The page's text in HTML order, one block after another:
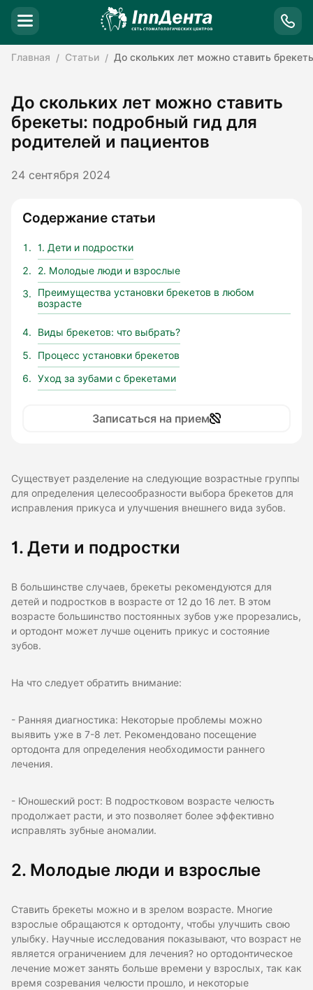
Главная Статьи До скольких лет можно ставить
До скольких лет можно ставить
брекеты: подробный гид для
родителей и пациентов
24 сентября 2024
Содержание статьи
1. Дети и подростки
2. Молодые люди и взрослые
Преимущества установки брекетов в любом
возрасте
Виды брекетов: что выбрать?
Процесс установки брекетов
Уход за зубами с брекетами
Записаться на прием
Существует разделение на следующие возрастные группы
для определения целесообразности выбора брекетов для
исправления прикуса и улучшения внешнего вида зубов.
1. Дети и подростки
В большинстве случаев, брекеты рекомендуются для
детей и подростков в возрасте от 12 до 16 лет. В этом
возрасте большинство постоянных зубов уже прорезались,
и ортодонт может лучше оценить прикус и состояние
зубов.
На что следует обратить внимание:
- Ранняя диагностика: Некоторые проблемы можно
выявить уже в 7-8 лет. Рекомендовано посещение
ортодонта для определения необходимости раннего
лечения.
- Юношеский рост: В подростковом возрасте челюсть
продолжает расти, и это позволяет более эффективно
исправлять зубные аномалии.
2. Молодые люди и взрослые
Ставить брекеты можно и в зрелом возрасте. Многие
взрослые обращаются к ортодонту, чтобы улучшить свою
улыбку. Научные исследования показывают, что возраст не
является ограничением для лечения? но ортодонтическое
лечение может занять больше времени у взрослых, так как
время созревания челюсти прошло, и некоторые